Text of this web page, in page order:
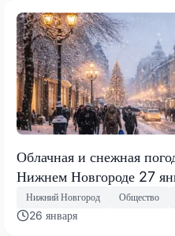
Облачная и снежная
Нижнем Новгороде 27
Нижний Новгород Общество
26 января